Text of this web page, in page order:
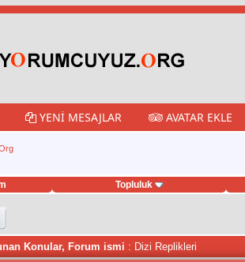
YENI MESAJLAR AVATAR EKLE
Topluluk
Konular, Forum ismi : Dizi Replikleri